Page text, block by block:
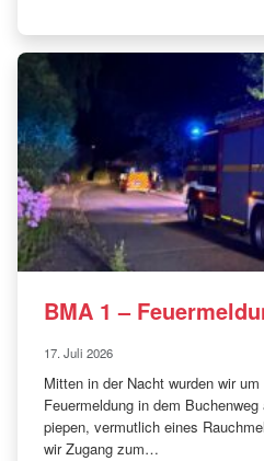
BMA 1 –
17. Juli 2026
Mitten in der Nacht wurden wir
Feuermeldung in dem
piepen, vermutlich eines
wir Zugang zum…